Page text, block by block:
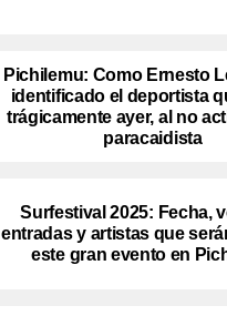
Pichilemu: Como Ernesto
identificado el deportista
trágicamente ayer, al no
paracaidista
Surfestival 2025: Fecha,
entradas y artistas que
este gran evento en